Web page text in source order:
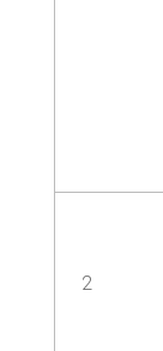
2